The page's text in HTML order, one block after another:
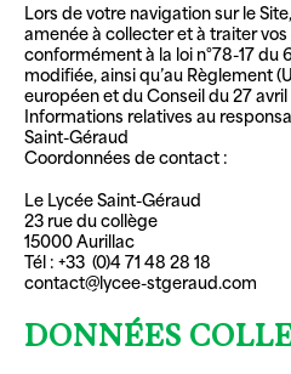
Lors de votre navigation sur le
amenée à collecter et à traiter
conformément à la loi n°78-17 du
modifiée, ainsi qu’au Règlement
européen et du Conseil du 27 avril
Informations relatives au
Saint-Géraud
Coordonnées de contact :
Le Lycée Saint-Géraud
23 rue du collège
15000 Aurillac
Tél : +33 (0)4 71 48 28 18
contact@lycee-stgeraud.com
DONNÉES